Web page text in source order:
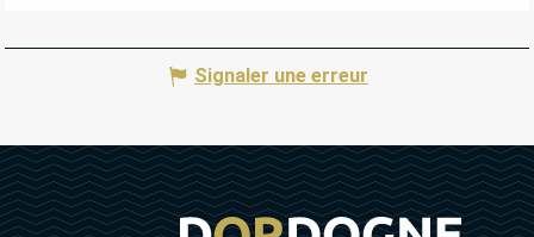
Signaler une erreur